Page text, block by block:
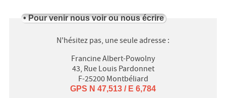
•Pour venir nous voir ou nous écrire
N'hésitez pas, une seule adresse :
Francine Albert-Powolny
43, Rue Louis Pardonnet
F-25200 Montbéliard
GPS N 47,513 / E 6,784